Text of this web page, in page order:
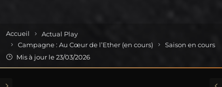
Accueil
Actual Play
Campagne : Au Cœur de l’Ether (en cours)
Saison en cours
Mis à jour le 23/03/2026